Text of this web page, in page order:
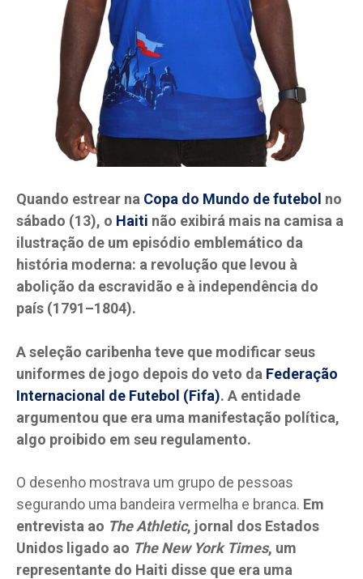
Quando estrear na Copa do Mundo de futebol no
sábado (13), o Haiti não exibirá mais na camisa a
ilustração de um episódio emblemático da
história moderna: a revolução que levou à
abolição da escravidão e à independência do
país (1791–1804).
A seleção caribenha teve que modificar seus
uniformes de jogo depois do veto da Federação
Internacional de Futebol (Fifa). A entidade
argumentou que era uma manifestação política,
algo proibido em seu regulamento.
O desenho mostrava um grupo de pessoas
segurando uma bandeira vermelha e branca. Em
entrevista ao The Athletic, jornal dos Estados
Unidos ligado ao The New York Times, um
representante do Haiti disse que era uma